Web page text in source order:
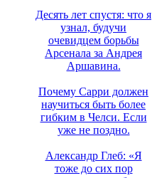
Десять лет спустя: что я
узнал, будучи
очевидцем борьбы
Арсенала за Андрея
Аршавина.
Почему Сарри должен
научиться быть более
гибким в Челси. Если
уже не поздно.
Александр Глеб: «Я
тоже до сих пор